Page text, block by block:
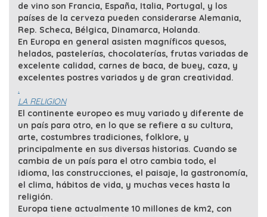
de vino son Francia, España, Italia, Portugal, y los
países de la cerveza pueden considerarse Alemania,
Rep. Scheca, Bélgica, Dinamarca, Holanda.
En Europa en general asisten magníficos quesos,
helados, pastelerías, chocolaterías, frutas variadas de
excelente calidad, carnes de baca, de buey, caza, y
excelentes postres variados y de gran creatividad.
.
LA RELIGION
El continente europeo es muy variado y diferente de
un país para otro, en lo que se refiere a su cultura,
arte, costumbres tradiciones, folklore, y
principalmente en sus diversas historias. Cuando se
cambia de un país para el otro cambia todo, el
idioma, las construcciones, el paisaje, la gastronomía,
el clima, hábitos de vida, y muchas veces hasta la
religión.
Europa tiene actualmente 10 millones de km2, con